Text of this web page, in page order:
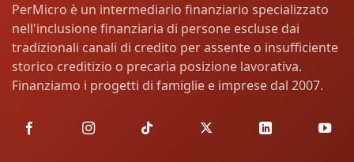
PerMicro è un intermediario finanziario specializzato
nell'inclusione finanziaria di persone escluse dai
tradizionali canali di credito per assente o insufficiente
storico creditizio o precaria posizione lavorativa.
Finanziamo i progetti di famiglie e imprese dal 2007.